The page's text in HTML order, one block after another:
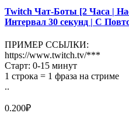
Twitch Чат-Боты [2 Часа |
Интервал 30 секунд | С
ПРИМЕР ССЫЛКИ:
https://www.twitch.tv/***
Старт: 0-15 минут
1 строка = 1 фраза на стриме
..
0.200₽